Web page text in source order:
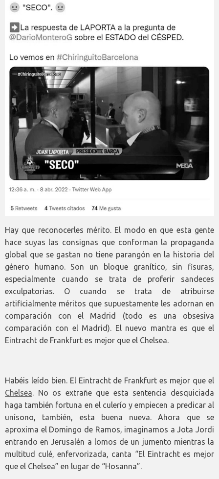
Hay que reconocerles mérito. El modo en que esta gente
hace suyas las consignas que conforman la propaganda
global que se gastan no tiene parangón en la historia del
género humano. Son un bloque granítico, sin fisuras,
especialmente cuando se trata de proferir sandeces
exculpatorias. O cuando se trata de atribuirse
artificialmente méritos que supuestamente les adornan en
comparación con el Madrid (todo es una obsesiva
comparación con el Madrid). El nuevo mantra es que el
Eintracht de Frankfurt es mejor que el Chelsea.
Habéis leído bien. El Eintracht de Frankfurt es mejor que el
Chelsea . No os extrañe que esta sentencia desquiciada
haga también fortuna en el culerío y empiecen a predicar al
unísono, también, esta buena nueva. Ahora que se
aproxima el Domingo de Ramos, imaginamos a Jota Jordi
entrando en Jerusalén a lomos de un jumento mientras la
multitud culé, enfervorizada, canta “El Eintracht es mejor
que el Chelsea” en lugar de “Hosanna”.